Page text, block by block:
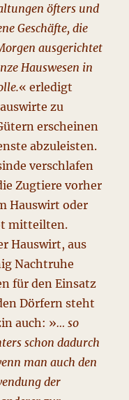
öfters und
Geschäfte, die
ausgerichtet
Hauswesen in
« erledigt
zu
erscheinen
abzuleisten.
verschlafen
Zugtiere vorher
Hauswirt oder
mitteilten.
Hauswirt, aus
Nachtruhe
für den Einsatz
Dörfern steht
auch: »… so
schon dadurch
man auch den
der